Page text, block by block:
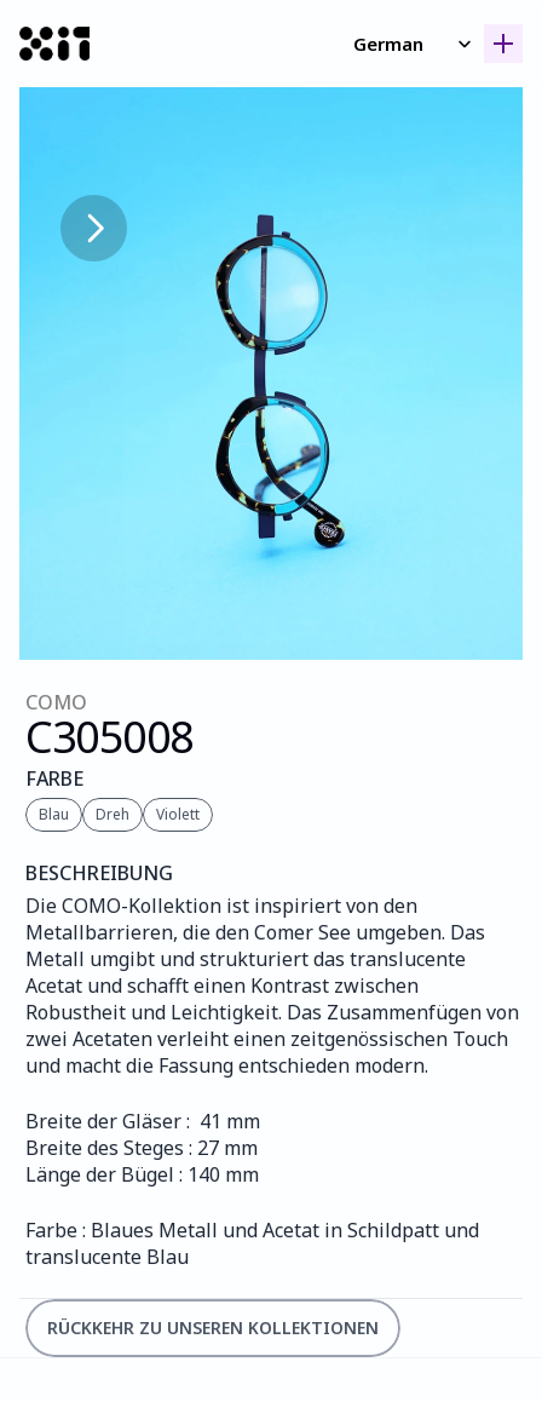
German
COMO
C305008
FARBE
Blau Dreh Violett
BESCHREIBUNG
Die COMO-Kollektion ist inspiriert von den
Metallbarrieren, die den Comer See umgeben. Das
Metall umgibt und strukturiert das translucente
Acetat und schafft einen Kontrast zwischen
Robustheit und Leichtigkeit. Das Zusammenfügen von
zwei Acetaten verleiht einen zeitgenössischen Touch
und macht die Fassung entschieden modern.
Breite der Gläser :  41 mm
Breite des Steges : 27 mm
Länge der Bügel : 140 mm
Farbe : Blaues Metall und Acetat in Schildpatt und
translucente Blau
RÜCKKEHR ZU UNSEREN KOLLEKTIONEN